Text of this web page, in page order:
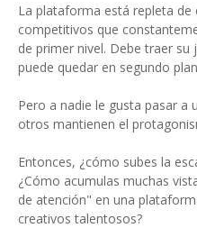
La plataforma está repleta de
competitivos que
de primer nivel. Debe traer
puede quedar en segundo
Pero a nadie le gusta pasar a
otros mantienen el
Entonces, ¿cómo subes la
¿Cómo acumulas muchas
de atención" en una
creativos talentosos?